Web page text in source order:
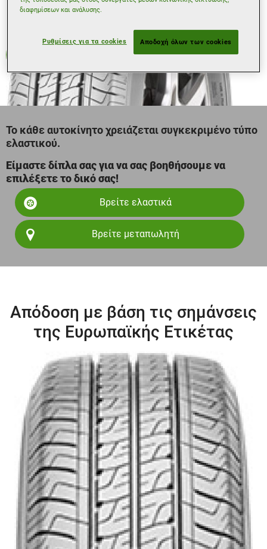
Το κάθε αυτοκίνητο χρειάζεται συγκεκριμένο τύπο
ελαστικού.
Είμαστε δίπλα σας για να σας βοηθήσουμε να
επιλέξετε το δικό σας!
Βρείτε ελαστικά
Βρείτε μεταπωλητή
Απόδοση με βάση τις σημάνσεις
της Ευρωπαϊκής Ετικέτας
διαφημίσεων και ανάλυσης.
Ρυθμίσεις για τα cookies Αποδοχή όλων των cookies